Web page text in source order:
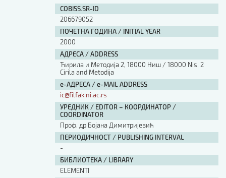
COBISS.SR-ID
206679052
ПОЧЕТНА ГОДИНА / INITIAL YEAR
2000
АДРЕСА / ADDRESS
Ћирила и Методија 2, 18000 Ниш / 18000 Nis, 2
Cirila and Metodija
е-АДРЕСА / e-MAIL ADDRESS
ic@filfak.ni.ac.rs
УРЕДНИК / EDITOR – КООРДИНАТОР /
COORDINATOR
Проф. др Бојана Димитријевић
ПЕРИОДИЧНОСТ / PUBLISHING INTERVAL
-
БИБЛИОТЕКА / LIBRARY
ЕLEMENTI